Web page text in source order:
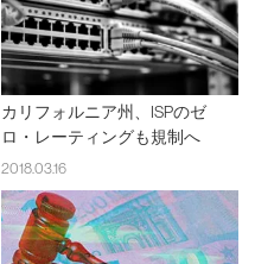
カリフォルニア州、ISPのゼ
ロ・レーティングも規制へ
2018.03.16